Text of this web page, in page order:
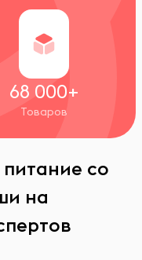
68 000+
Товаров
со
на